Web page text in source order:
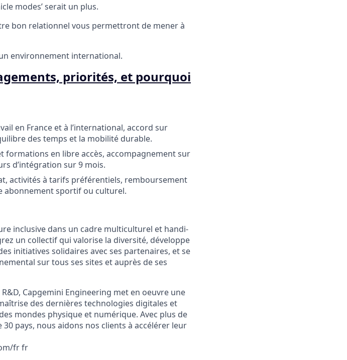
modes’ serait un plus.
bon relationnel vous permettront de mener à
environnement international.
priorités, et pourquoi
en France et à l’international, accord sur
des temps et la mobilité durable.
formations en libre accès, accompagnement sur
d’intégration sur 9 mois.
activités à tarifs préférentiels, remboursement
abonnement sportif ou culturel.
inclusive dans un cadre multiculturel et handi-
un collectif qui valorise la diversité, développe
initiatives solidaires avec ses partenaires, et se
sur tous ses sites et auprès de ses
Capgemini Engineering met en oeuvre une
des dernières technologies digitales et
mondes physique et numérique. Avec plus de
pays, nous aidons nos clients à accélérer leur
fr fr